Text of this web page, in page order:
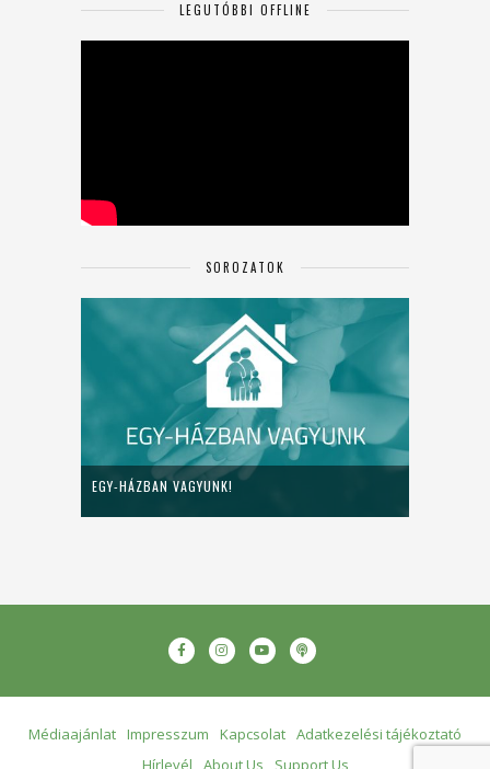
LEGUTÓBBI OFFLINE
SOROZATOK
EGY-HÁZBAN VAGYUNK!
Médiaajánlat Impresszum Kapcsolat Adatkezelési tájékoztató
Hírlevél
About Us Support Us